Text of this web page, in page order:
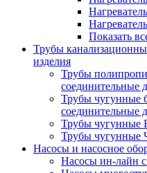
Показать
Трубы
изделия
Трубы
соединительные
Трубы чугунные
соединительные
Трубы чугунные
Трубы чугунные
Насосы и насосное
Насосы ин-лайн